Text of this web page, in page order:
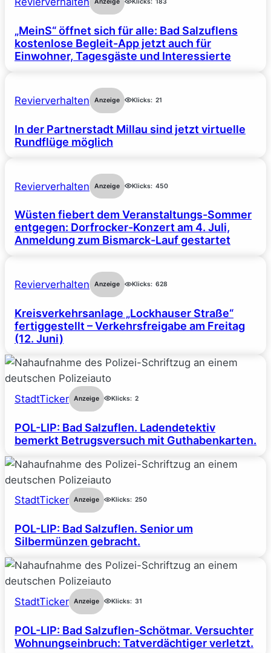
Anzeige Klicks: 183
„MeinS“ öffnet sich für alle: Bad Salzuflens
kostenlose Begleit-App jetzt auch für
Einwohner, Tagesgäste und Interessierte
Revierverhalten Anzeige Klicks: 21
In der Partnerstadt Millau sind jetzt virtuelle
Rundflüge möglich
Revierverhalten Anzeige Klicks: 450
Wüsten fiebert dem Veranstaltungs-Sommer
entgegen: Dorfrocker-Konzert am 4. Juli,
Anmeldung zum Bismarck-Lauf gestartet
Revierverhalten Anzeige Klicks: 628
Kreisverkehrsanlage „Lockhauser Straße“
fertiggestellt – Verkehrsfreigabe am Freitag
(12. Juni)
StadtTicker Anzeige Klicks: 2
POL-LIP: Bad Salzuflen. Ladendetektiv
bemerkt Betrugsversuch mit Guthabenkarten.
StadtTicker Anzeige Klicks: 250
POL-LIP: Bad Salzuflen. Senior um
Silbermünzen gebracht.
StadtTicker Anzeige Klicks: 31
POL-LIP: Bad Salzuflen-Schötmar. Versuchter
Wohnungseinbruch: Tatverdächtiger verletzt.